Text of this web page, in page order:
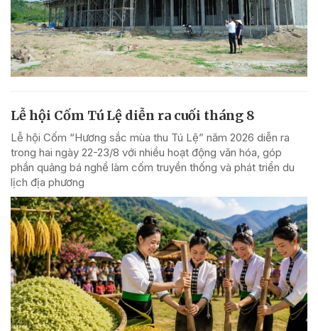
Lễ hội Cốm Tú Lệ diễn ra cuối tháng 8
Lễ hội Cốm “Hương sắc mùa thu Tú Lệ” năm 2026 diễn ra
trong hai ngày 22-23/8 với nhiều hoạt động văn hóa, góp
phần quảng bá nghề làm cốm truyền thống và phát triển du
lịch địa phương